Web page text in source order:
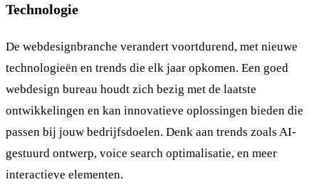
Technologie
De webdesignbranche verandert voortdurend, met nieuwe
technologieën en trends die elk jaar opkomen. Een goed
webdesign bureau houdt zich bezig met de laatste
ontwikkelingen en kan innovatieve oplossingen bieden die
passen bij jouw bedrijfsdoelen. Denk aan trends zoals AI-
gestuurd ontwerp, voice search optimalisatie, en meer
interactieve elementen.